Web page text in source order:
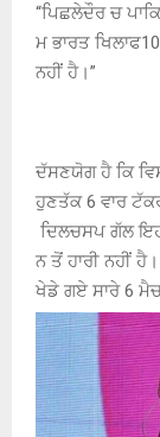
“ਪਿਛਲੇਦੌਰ ਚ
ਮ ਭਾਰਤ
ਨਹੀਂ ਹੈ।”
ਦੱਸਣਯੋਗ ਹੈ ਕਿ
ਹੁਣਤੱਕ 6 ਵਾਰ
ਦਿਲਚਸਪ ਗੱਲ
ਨ ਤੋਂ ਹਾਰੀ ਨਹੀਂ
ਖੇਡੇ ਗਏ ਸਾਰੇ 6